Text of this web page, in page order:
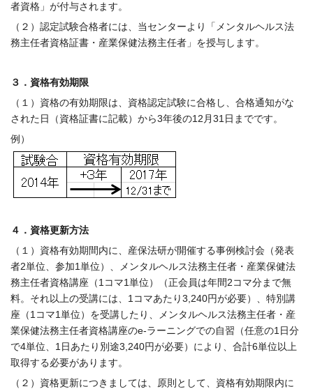
者資格」が付与されます。
（２）認定試験合格者には、当センターより「メンタルヘルス法
務主任者資格証書・産業保健法務主任者」を授与します。
３．資格有効期限
（１）資格の有効期限は、資格認定試験に合格し、合格通知がな
された日（資格証書に記載）から3年後の12月31日までです。
例）
４．資格更新方法
（１）資格有効期間内に、産保法研が開催する事例検討会（発表
者2単位、参加1単位）、メンタルヘルス法務主任者・産業保健法
務主任者資格講座（1コマ1単位）（正会員は年間2コマ分まで無
料。それ以上の受講には、1コマあたり3,240円が必要）、特別講
座（1コマ1単位）を受講したり、メンタルヘルス法務主任者・産
業保健法務主任者資格講座のe-ラーニングでの自習（任意の1日分
で4単位、1日あたり別途3,240円が必要）により、合計6単位以上
取得する必要があります。
（２）資格更新につきましては、原則として、資格有効期限内に